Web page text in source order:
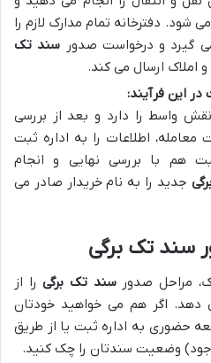
شود. دفترخانه تمام مدارک لازم را
گیرد و درخواست صدور سند تک
و املاک ارسال می کند.
این فرآیند:
نقش واسط را دارد و بعد از بررسی
اطلاعات را به اداره ثبت
هم با بررسی نهایی و انجام
جدید را به نام خریدار صادر می
سند تک برگی
مراحل صدورسند تک برگیرا از
دهد. اگر هم می خواهید خودتان
حضوری به اداره ثبت یا از طریق
وضعیت سندتان را چک کنید.